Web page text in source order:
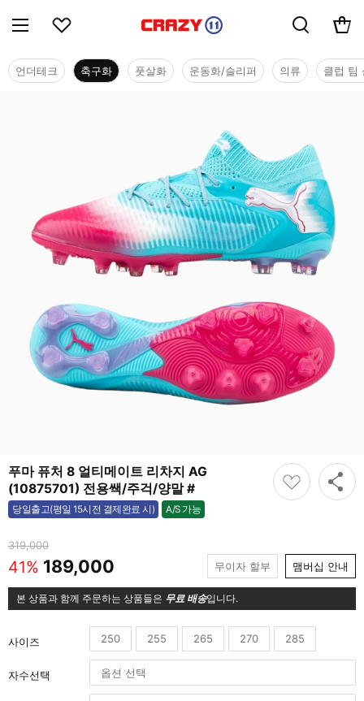
언더테크 축구화 풋살화 운동화/슬리퍼 의류 클럽 팀
푸마 퓨처 8 얼티메이트 리차지 AG
(10875701) 전용쌕/주걱/양말 #
당일출고(평일 15시전 결제완료 시) A/S 가능
가능
319,000
41% 189,000 무이자 할부 맴버십 안내
본 상품과 함께 주문하는 상품들은 무료 배송입니다.
사이즈 250 255 265 270 285
자수선택